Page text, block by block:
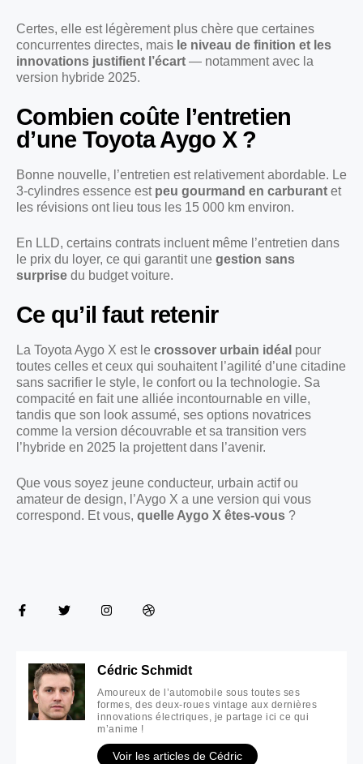
Certes, elle est légèrement plus chère que certaines
concurrentes directes, mais le niveau de finition et les
innovations justifient l’écart — notamment avec la
version hybride 2025.
Combien coûte l’entretien
d’une Toyota Aygo X ?
Bonne nouvelle, l’entretien est relativement abordable. Le
3-cylindres essence est peu gourmand en carburant et
les révisions ont lieu tous les 15 000 km environ.
En LLD, certains contrats incluent même l’entretien dans
le prix du loyer, ce qui garantit une gestion sans
surprise du budget voiture.
Ce qu’il faut retenir
La Toyota Aygo X est le crossover urbain idéal pour
toutes celles et ceux qui souhaitent l’agilité d’une citadine
sans sacrifier le style, le confort ou la technologie. Sa
compacité en fait une alliée incontournable en ville,
tandis que son look assumé, ses options novatrices
comme la version découvrable et sa transition vers
l’hybride en 2025 la projettent dans l’avenir.
Que vous soyez jeune conducteur, urbain actif ou
amateur de design, l’Aygo X a une version qui vous
correspond. Et vous, quelle Aygo X êtes-vous ?
Cédric Schmidt
Amoureux de l’automobile sous toutes ses
formes, des deux-roues vintage aux dernières
innovations électriques, je partage ici ce qui
m’anime !
Voir les articles de Cédric